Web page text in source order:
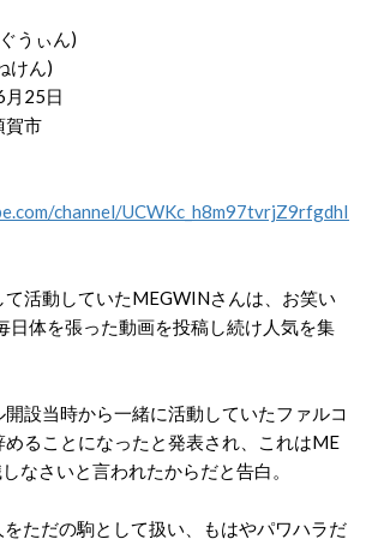
うぃん)
けん)
月 25日
賀市
channel/UCWKc_h8m97tvrjZ9rfgdhI
活動していたMEGWINさんは、お笑い
日体を張った動画を投稿し続け人気を集
開設当時から一緒に活動していたファルコ
めることになったと発表され、これはME
なさいと言われたからだと告白。
をただの駒として扱い、もはやパワハラだ